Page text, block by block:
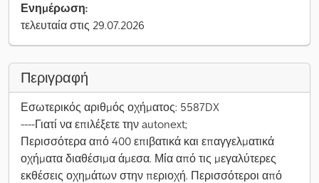
Ενημέρωση:
τελευταία στις 29.07.2026
Περιγραφή
Εσωτερικός αριθμός οχήματος: 5587DX
----Γιατί να επιλέξετε την autonext;
Περισσότερα από 400 επιβατικά και επαγγελματικά
οχήματα διαθέσιμα άμεσα. Μία από τις μεγαλύτερες
εκθέσεις οχημάτων στην περιοχή. Περισσότεροι από